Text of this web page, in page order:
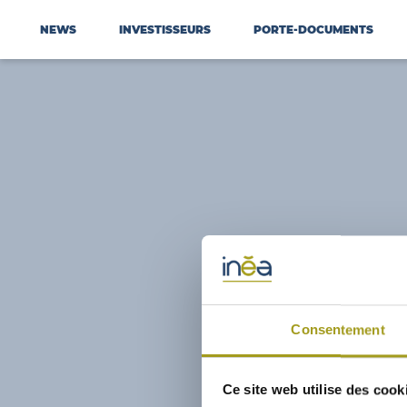
Consentement
Ce site web utilise des
NEWS INVESTISSEURS PORTE-DOCUMENTS